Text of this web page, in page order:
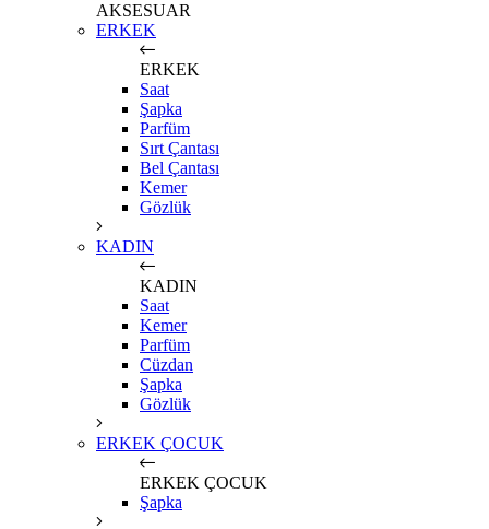
AKSESUAR
ERKEK
ERKEK
Saat
Şapka
Parfüm
Sırt Çantası
Bel Çantası
Kemer
Gözlük
KADIN
KADIN
Saat
Kemer
Parfüm
Cüzdan
Şapka
Gözlük
ERKEK ÇOCUK
ERKEK ÇOCUK
Şapka